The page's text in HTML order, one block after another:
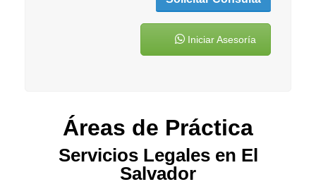
Iniciar Asesoría
Áreas de Práctica
Servicios Legales en El
Salvador